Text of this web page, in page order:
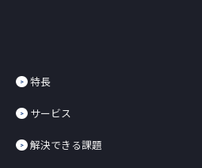
特長
サービス
解決できる課題